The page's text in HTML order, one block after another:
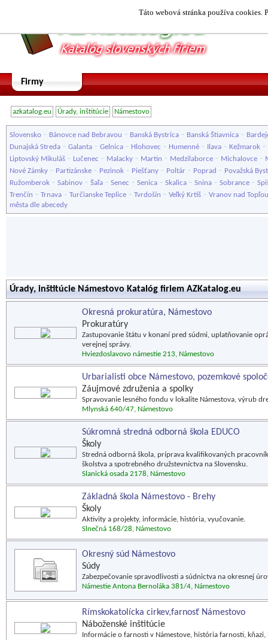
Táto webová stránka používa cookies.
Firmy
azkatalog.eu Úrady, inštitúcie Námestovo
Slovensko - Bánovce nad Bebravou - Banská Bystrica - Banská Štiavnica -
Dunajská Streda - Galanta - Gelnica - Hlohovec - Humenné - Ilava - Kežmarok -
Liptovský Mikuláš - Lučenec - Malacky - Martin - Medzilaborce - Michalovce -
Nové Zámky - Partizánske - Pezinok - Piešťany - Poltár - Poprad - Považská
Ružomberok - Sabinov - Šaľa - Senec - Senica - Skalica - Snina - Sobrance -
Trenčín - Trnava - Turčianske Teplice - Tvrdošín - Veľký Krtíš - Vranov nad Topľou
města dle abecedy
Úrady, inštitúcie Námestovo Katalóg firiem AZKatalog.eu
Okresná prokuratúra, Námestovo
Prokuratúry
Zastupovanie štátu v konaní pred súdmi, uplatňovanie
verejnej správy.
Hviezdoslavovo námestie 213, Námestovo
Urbarialisti obce Námestovo, pozemkové
Záujmové združenia a spolky
Spravovanie lesného fondu v lokalite Námestova, výrub
Mlynská 640/47, Námestovo
Súkromná stredná odborná škola EDUCO
Školy
Stredná odborná škola, príprava kvalifikovaných
školstva a spotrebného družstevníctva na Slovensku.
Slanická osada 2178, Námestovo
Základná škola Námestovo - Brehy
Školy
Aktivity a projekty, informácie, história, vyučovanie.
Slnečná 168/28, Námestovo
Okresný súd Námestovo
Súdy
Zabezpečovanie spravodlivosti a súdnictva na okresnej
Námestie Antona Bernoláka 381/4, Námestovo
Rímskokatolícka cirkev,farnosť Námestovo
Náboženské inštitúcie
Informácie o farnosti v Námestove, história farnosti,